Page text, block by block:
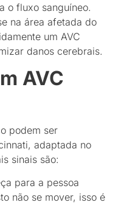
o fluxo sanguíneo.
na área afetada do
um AVC
danos cerebrais.
AVC
podem ser
adaptada no
sinais são:
para a pessoa
não se mover, isso é